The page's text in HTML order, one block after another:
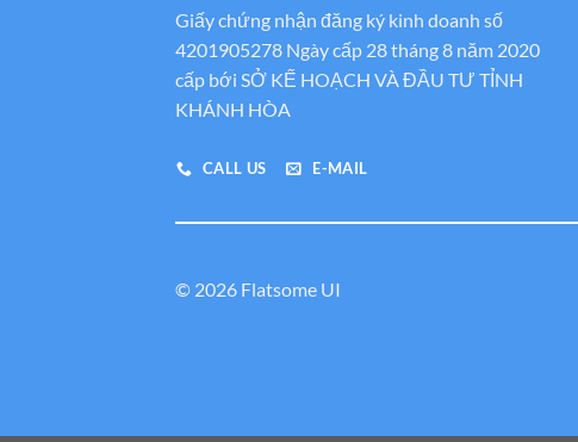
Giấy chứng nhận đăng ký kinh doanh số
4201905278 Ngày cấp 28 tháng 8 năm 2020
cấp bới SỞ KẾ HOẠCH VÀ ĐẦU TƯ TỈNH
KHÁNH HÒA
CALL US E-MAIL
© 2026 Flatsome UI